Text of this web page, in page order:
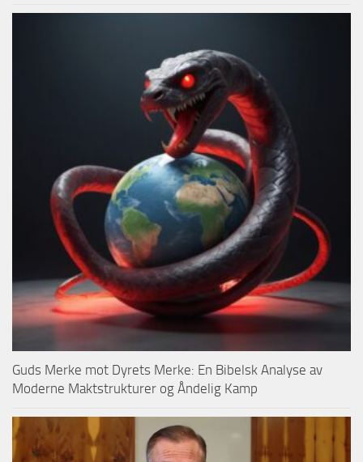
Guds Merke mot Dyrets Merke: En Bibelsk Analyse av
Moderne Maktstrukturer og Åndelig Kamp